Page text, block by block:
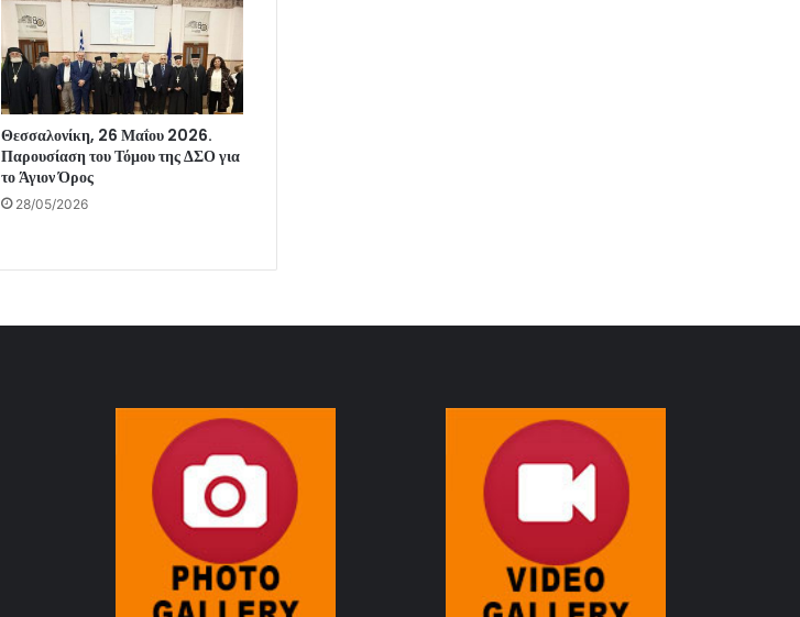
Θεσσαλονίκη, 26 Μαΐου 2026.
Παρουσίαση του Τόμου της ΔΣΟ για
το Άγιον Όρος
28/05/2026